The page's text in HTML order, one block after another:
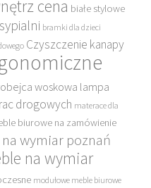
cena białe stylowe
bramki dla dzieci
Czyszczenie kanapy
woskowa lampa
drogowych materace dla
biurowe na zamówienie
wymiar poznań
na wymiar
modułowe meble biurowe